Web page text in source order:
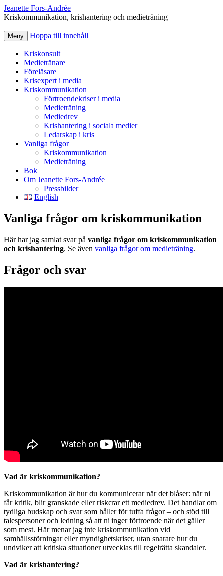
Jeanette Fors‑Andrée
Kriskommunikation, krishantering och medieträning
Meny Hoppa till innehåll
Kriskonsult
Medietränare
Föreläsare
Krisexpert i media
Kriskommunikation
Förtroendekriser i media
Medieträning
Mediedrev
Krishantering i sociala medier
Ledarskap i kris
Vanliga frågor
Kriskommunikation
Medieträning
Bok
Om Jeanette Fors-Andrée
Pressbilder
English
Vanliga frågor om kriskommunikation
Här har jag samlat svar på vanliga frågor om kriskommunikation
och krishantering. Se även vanliga frågor om medieträning.
Frågor och svar
Vad är kriskommunikation?
Kriskommunikation är hur du kommunicerar när det blåser: när ni
får kritik, blir granskade eller riskerar ett mediedrev. Det handlar om
tydliga budskap och svar som håller för tuffa frågor – och stöd till
talespersoner och ledning så att ni inger förtroende när det gäller
som mest. Här menar jag inte kriskommunikation vid
samhällsstörningar eller myndighetskriser, utan snarare hur du
undviker att kritiska situationer utvecklas till regelrätta skandaler.
Vad är krishantering?